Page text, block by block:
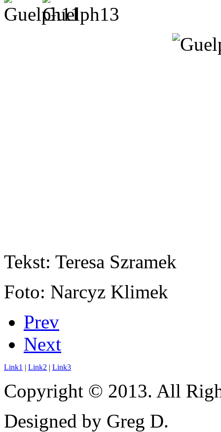
Tekst: Teresa Szramek
Foto: Narcyz Klimek
Prev
Next
Link1 | Link2 | Link3
Copyright © 2013. All
Designed by Greg D.